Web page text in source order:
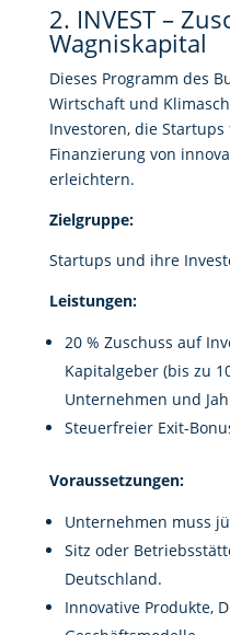
2. INVEST –
Wagniskapital
Dieses Programm des
Wirtschaft und
Investoren, die
Finanzierung von
erleichtern.
Zielgruppe:
Startups und ihre
Leistungen:
20 % Zuschuss auf
Kapitalgeber (bis zu
Unternehmen und
Steuerfreier Exit-
Voraussetzungen:
Unternehmen muss
Sitz oder
Deutschland.
Innovative Produkte,